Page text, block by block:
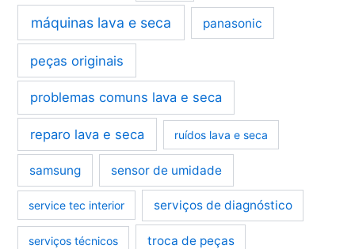
máquinas lava e seca panasonic
peças originais
problemas comuns lava e seca
reparo lava e seca ruídos lava e seca
samsung sensor de umidade
service tec interior serviços de diagnóstico
serviços técnicos troca de peças